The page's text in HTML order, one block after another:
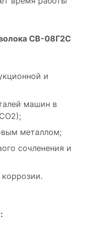
СВ-08Г2С
и
машин в
металлом;
сочленения и